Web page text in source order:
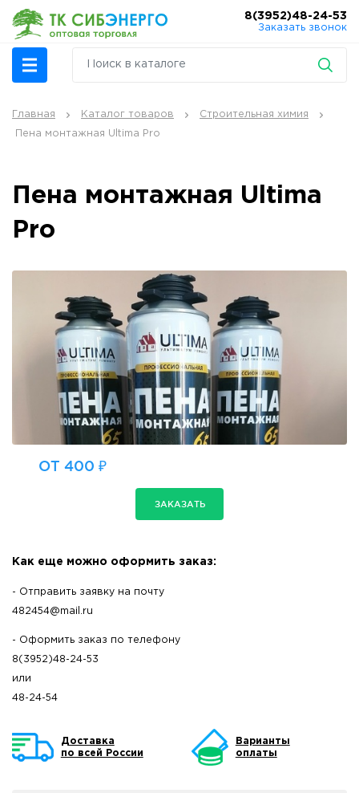
8(3952)48-24-53
Заказать звонок
Главная Каталог товаров Строительная химия
Пена монтажная Ultima Pro
Пена монтажная Ultima
Pro
ОТ 400 ₽
ЗАКАЗАТЬ
Как еще можно оформить заказ:
- Отправить заявку на почту
482454@mail.ru
- Оформить заказ по телефону
8(3952)48-24-53
или
48-24-54
Доставка
по всей России
Варианты
оплаты